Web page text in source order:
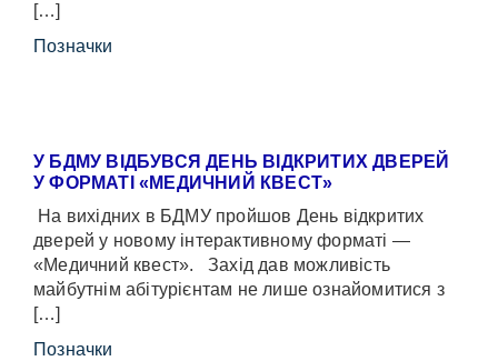
[…]
Позначки
У БДМУ ВІДБУВСЯ ДЕНЬ ВІДКРИТИХ ДВЕРЕЙ
У ФОРМАТІ «МЕДИЧНИЙ КВЕСТ»
На вихідних в БДМУ пройшов День відкритих
дверей у новому інтерактивному форматі —
«Медичний квест». Захід дав можливість
майбутнім абітурієнтам не лише ознайомитися з
[…]
Позначки